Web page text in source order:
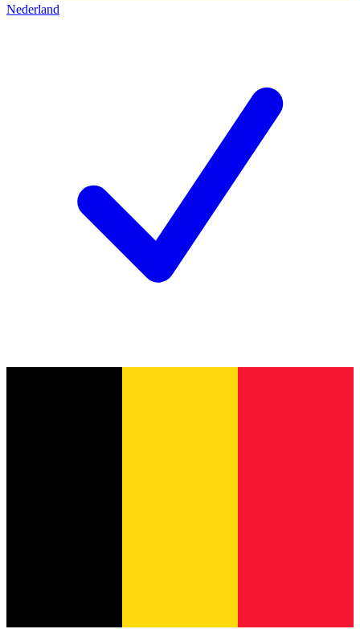
Nederland